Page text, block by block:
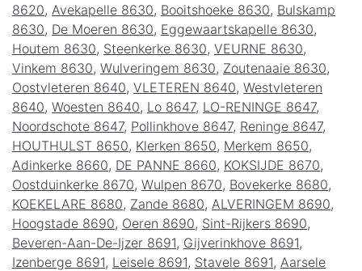
8620, Avekapelle 8630, Booitshoeke 8630, Bulskamp
8630, De Moeren 8630, Eggewaartskapelle 8630,
Houtem 8630, Steenkerke 8630, VEURNE 8630,
Vinkem 8630, Wulveringem 8630, Zoutenaaie 8630,
Oostvleteren 8640, VLETEREN 8640, Westvleteren
8640, Woesten 8640, Lo 8647, LO-RENINGE 8647,
Noordschote 8647, Pollinkhove 8647, Reninge 8647,
HOUTHULST 8650, Klerken 8650, Merkem 8650,
Adinkerke 8660, DE PANNE 8660, KOKSIJDE 8670,
Oostduinkerke 8670, Wulpen 8670, Bovekerke 8680,
KOEKELARE 8680, Zande 8680, ALVERINGEM 8690,
Hoogstade 8690, Oeren 8690, Sint-Rijkers 8690,
Beveren-Aan-De-Ijzer 8691, Gijverinkhove 8691,
Izenberge 8691, Leisele 8691, Stavele 8691, Aarsele